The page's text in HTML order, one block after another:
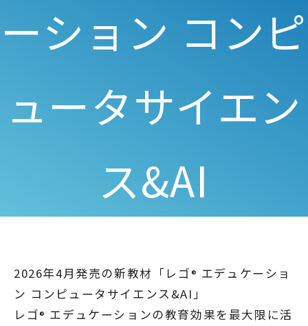
ーション コンピ
ュータサイエン
ス&AI
2026年4月発売の新教材「レゴ® エデュケーショ
ン コンピュータサイエンス&AI」
レゴ® エデュケーションの教育効果を最大限に活